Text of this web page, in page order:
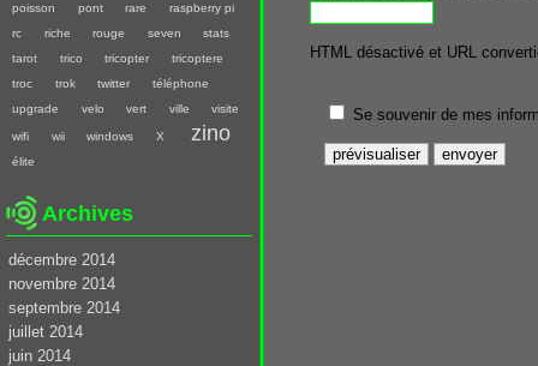
HTML désactivé et URL
Se souvenir de mes
poisson
pont rare
raspberry pi
rc
riche rouge seven
stats
tarot
trico tricopter
tricoptere
troc
trok twitter
téléphone
upgrade
velo vert ville visite
wifi wii windows X zino
élite
Archives
décembre 2014
novembre 2014
septembre 2014
juillet 2014
juin 2014